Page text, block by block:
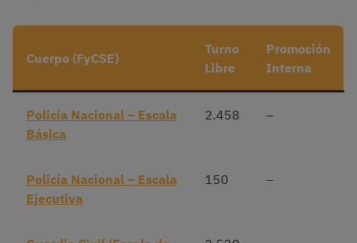
Cuerpo (FyCSE)
Turno
Libre
Promoción
Interna
Policía Nacional – Escala
Básica
2.458 –
Policía Nacional – Escala
Ejecutiva
150 –